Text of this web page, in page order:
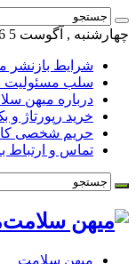
چهارشنبه , آگوست 5 2026
شرایط بازنشر
سلب مسئولیت
درباره میهن
خرید رپورتاژ و
حریم شخصی
تماس و ارتباط
میهن سلامت